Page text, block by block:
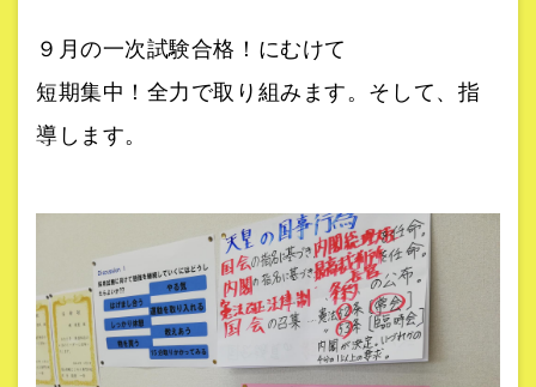
９月の一次試験合格！にむけて
短期集中！全力で取り組みます。そして、指
導します。